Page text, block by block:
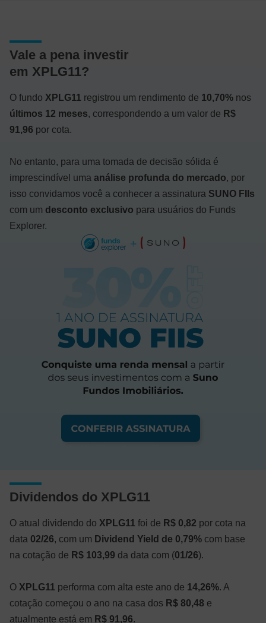
Vale a pena investir
em XPLG11?
O fundo XPLG11 registrou um rendimento de 10,70% nos
últimos 12 meses, correspondendo a um valor de R$
91,96 por cota.
No entanto, para uma tomada de decisão sólida é
imprescindível uma análise profunda do mercado, por
isso convidamos você a conhecer a assinatura SUNO FIIs
com um desconto exclusivo para usuários do Funds
Explorer.
Dividendos do XPLG11
O atual dividendo do XPLG11 foi de R$ 0,82 por cota na
data 02/26, com um Dividend Yield de 0,79% com base
na cotação de R$ 103,99 da data com (01/26).
O XPLG11 performa com alta este ano de 14,26%. A
cotação começou o ano na casa dos R$ 80,48 e
atualmente está em R$ 91,96.